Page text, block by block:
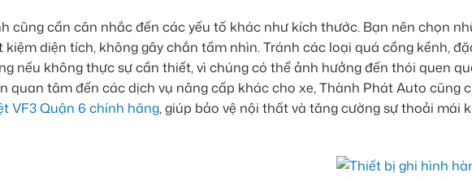
cũng cần cân nhắc đến các yếu tố khác như kích thước. Bạn nên chọn
diện tích, không gây chắn tầm nhìn. Tránh các loại quá cồng kềnh,
nếu không thực sự cần thiết, vì chúng có thể ảnh hưởng đến thói quen
quan tâm đến các dịch vụ nâng cấp khác cho xe, Thành Phát Auto cũng
VF3 Quận 6 chính hãng, giúp bảo vệ nội thất và tăng cường sự thoải mái